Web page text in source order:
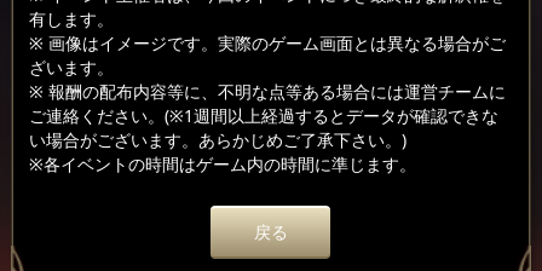
有します。
※ 画像はイメージです。実際のゲーム画面とは異なる場合がご
ざいます。
※ 報酬の配布内容等に、不明な点等ある場合には運営チームに
ご連絡ください。(※1週間以上経過するとデータが確認できな
い場合がございます。あらかじめご了承下さい。)
※各イベントの時間はゲーム内の時間に準じます。
戻る